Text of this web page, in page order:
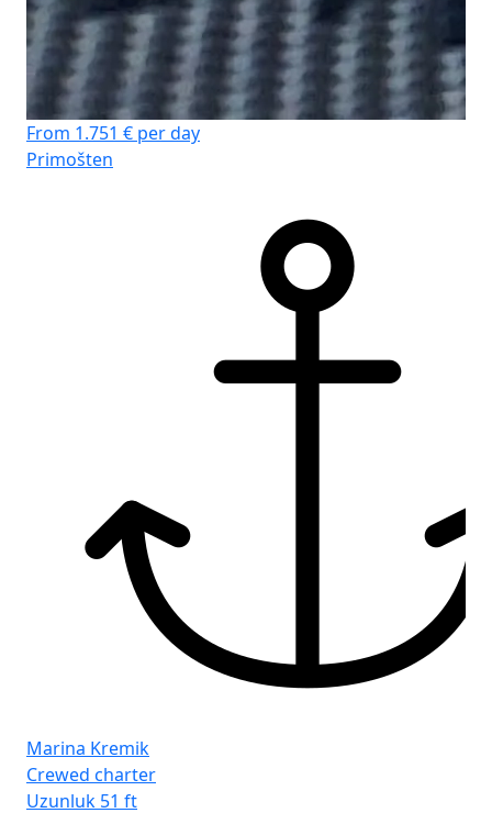
From 1.751 € per day
Primošten
Marina Kremik
Crewed charter
Uzunluk 51 ft